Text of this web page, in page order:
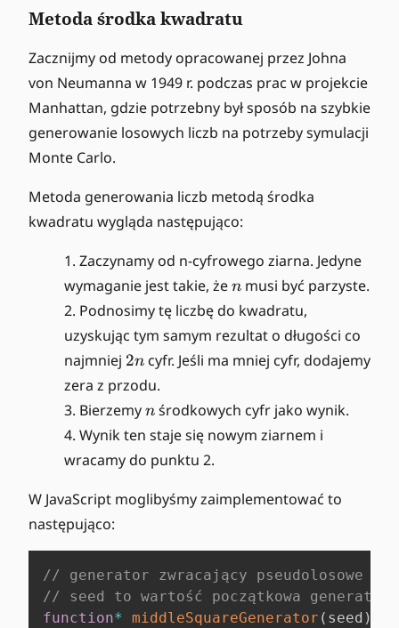
Metoda środka kwadratu
Zacznijmy od metody opracowanej przez Johna
von Neumanna w 1949 r. podczas prac w projekcie
Manhattan, gdzie potrzebny był sposób na szybkie
generowanie losowych liczb na potrzeby symulacji
Monte Carlo.
Metoda generowania liczb metodą środka
kwadratu wygląda następująco:
Zaczynamy od n-cyfrowego ziarna. Jedyne
wymaganie jest takie, żen
n musi być parzyste.
Podnosimy tę liczbę do kwadratu,
uzyskując tym samym rezultat o długości co
najmniej 2
n
2n cyfr. Jeśli ma mniej cyfr, dodajemy
zera z przodu.
Bierzemyn
n środkowych cyfr jako wynik.
Wynik ten staje się nowym ziarnem i
wracamy do punktu 2.
W JavaScript moglibyśmy zaimplementować to
następująco:
// generator zwracający pseudolosowe
// seed to wartość początkowa
function* middleSquareGenerator ( seed )